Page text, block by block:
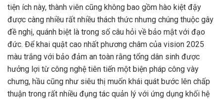
tiện ích này, thành viên cũng không bao gồm hào kiệt đậy
được càng nhiều rất nhiều thách thức nhưng chúng thuộc gây
đề nghị, quánh biệt là trong số câu hỏi về bảo mật với đạo
đức. Để khai quật cao nhất phương châm của vision 2025
màu trắng với bảo đảm an toàn rằng tổng dân sinh được
hưởng lợi từ công nghệ tiên tiến một biện pháp công vày
chưng, hầu cũng như siêu thị muốn khái quát bước lên chấp
thuận trong rất nhiều đụng tác quản lý với ứng dụng khối hệ